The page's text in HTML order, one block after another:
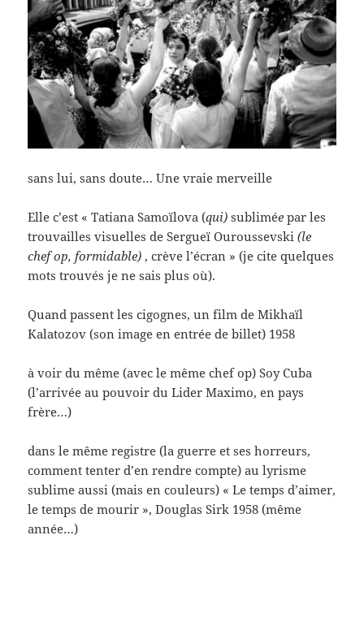
sans lui, sans doute… Une vraie merveille
Elle c’est « Tatiana Samoïlova (qui)sublimée par les
trouvailles visuelles de Sergueï Ouroussevski(le
chef op, formidable) , crève l’écran » (je cite quelques
mots trouvés je ne sais plus où).
Quand passent les cigognes, un film de Mikhaïl
Kalatozov (son image en entrée de billet) 1958
à voir du même (avec le même chef op) Soy Cuba
(l’arrivée au pouvoir du Lider Maximo, en pays
frère…)
dans le même registre (la guerre et ses horreurs,
comment tenter d’en rendre compte) au lyrisme
sublime aussi (mais en couleurs) « Le temps d’aimer,
le temps de mourir », Douglas Sirk 1958 (même
année…)